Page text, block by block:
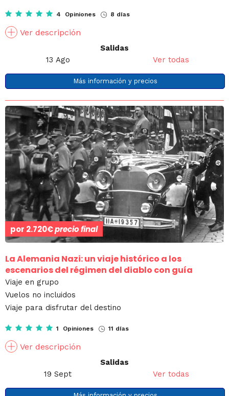
4 Opiniones 8 días
Ver descripción
Salidas
13 Ago
Ver todas
Más información y precios
por 2.720€precio final
La Alemania Nazi: un viaje histórico a los
escenarios del régimen del diablo con guía
Viaje en grupo
Vuelos no incluidos
Viaje para disfrutar del destino
1 Opiniones 11 días
Ver descripción
Salidas
19 Sept
Ver todas